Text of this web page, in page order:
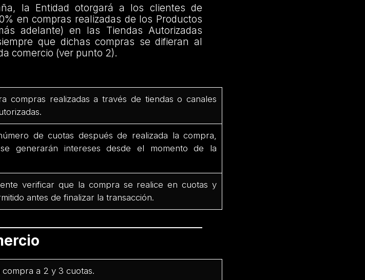
la Entidad otorgará a los clientes de
en compras realizadas de los Productos
adelante) en las Tiendas Autorizadas
que dichas compras se difieran al
comercio (ver punto 2).
compras realizadas a través de tiendas o canales
de cuotas después de realizada la compra,
generarán intereses desde el momento de la
verificar que la compra se realice en cuotas y
antes de finalizar la transacción.
a 2 y 3 cuotas.